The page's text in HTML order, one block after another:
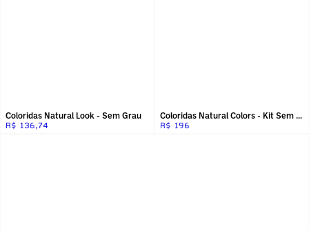
Coloridas Natural Look - Sem Grau
R$ 136,74
Coloridas Natural Colors - Kit Sem Grau
R$ 196